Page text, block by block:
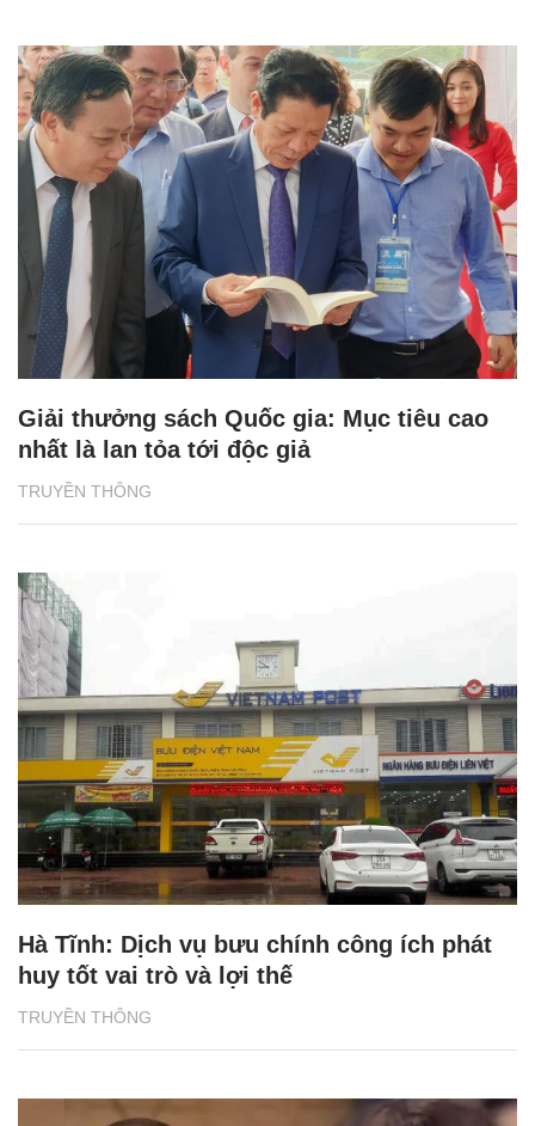
TRUYỀN THÔNG
Giải thưởng sách Quốc gia: Mục tiêu cao
nhất là lan tỏa tới độc giả
TRUYỀN THÔNG
Hà Tĩnh: Dịch vụ bưu chính công ích phát
huy tốt vai trò và lợi thế